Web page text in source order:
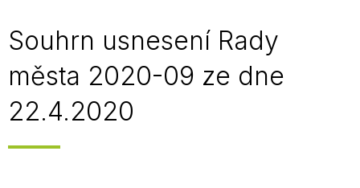
Souhrn usnesení Rady
města 2020-09 ze dne
22.4.2020